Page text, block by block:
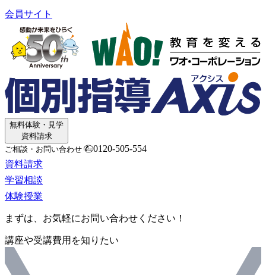
会員サイト
無料体験・見学
資料請求
ご相談・お問い合わせ
0120-505-554
資料請求
学習相談
体験授業
まずは、お気軽にお問い合わせください！
講座や受講費用を知りたい